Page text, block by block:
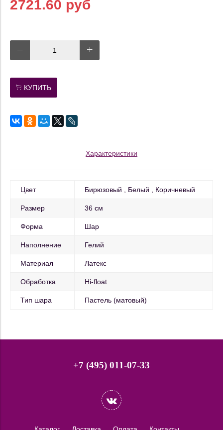
2721.60 руб
КУПИТЬ
Характеристики
Цвет Бирюзовый Белый Коричневый
Размер 36 см
Форма Шар
Наполнение Гелий
Материал Латекс
Обработка Hi-float
Тип шара Пастель (матовый)
+7 (495) 011-07-33